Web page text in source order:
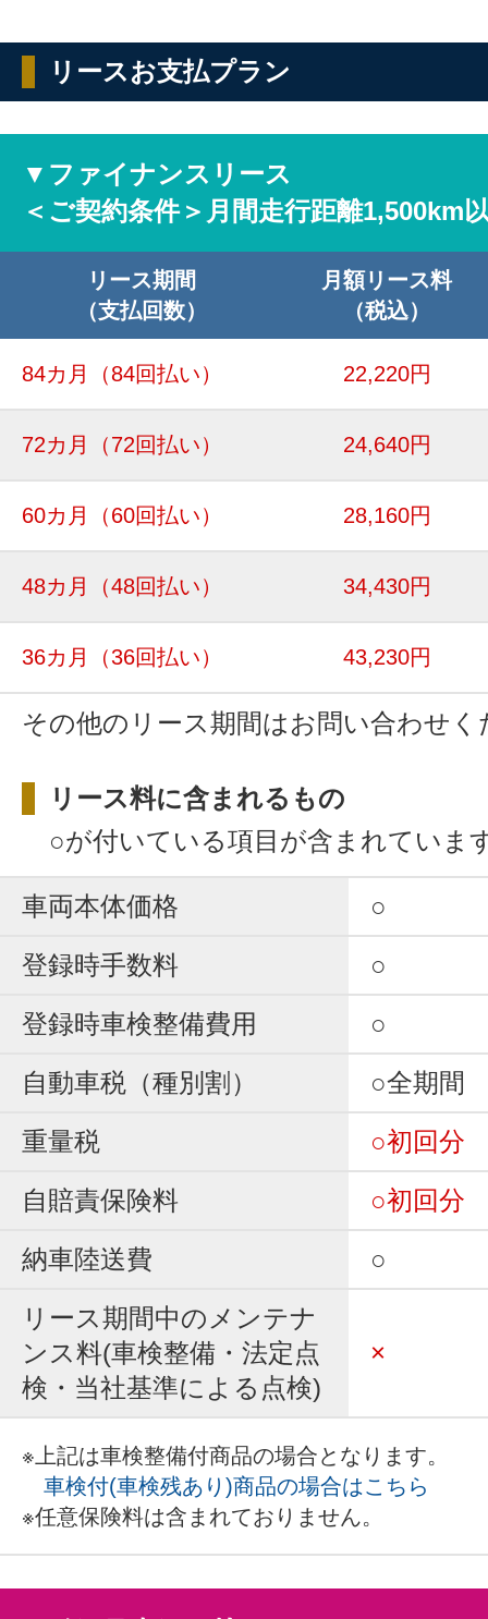
リースお支払プラン
▼ファイナンスリース
＜ご契約条件＞月間走行距離1,500km
リース期間
（支払回数）
月額リース料
（税込）
84カ月 （84回払い） 22,220円
72カ月 （72回払い） 24,640円
60カ月 （60回払い） 28,160円
48カ月 （48回払い） 34,430円
36カ月 （36回払い） 43,230円
その他のリース期間はお問い合わせく
リース料に含まれるもの
○が付いている項目が含まれていま
車両本体価格
○
登録時手数料
○
登録時車検整備費用
○
自動車税（種別割）
○全期間
重量税
○初回分
自賠責保険料
○初回分
納車陸送費
○
リース期間中のメンテナ
ンス料(車検整備・法定点
検・当社基準による点検)
×
※上記は車検整備付商品の場合となります。
車検付(車検残あり)商品の場合はこちら
※任意保険料は含まれておりません。